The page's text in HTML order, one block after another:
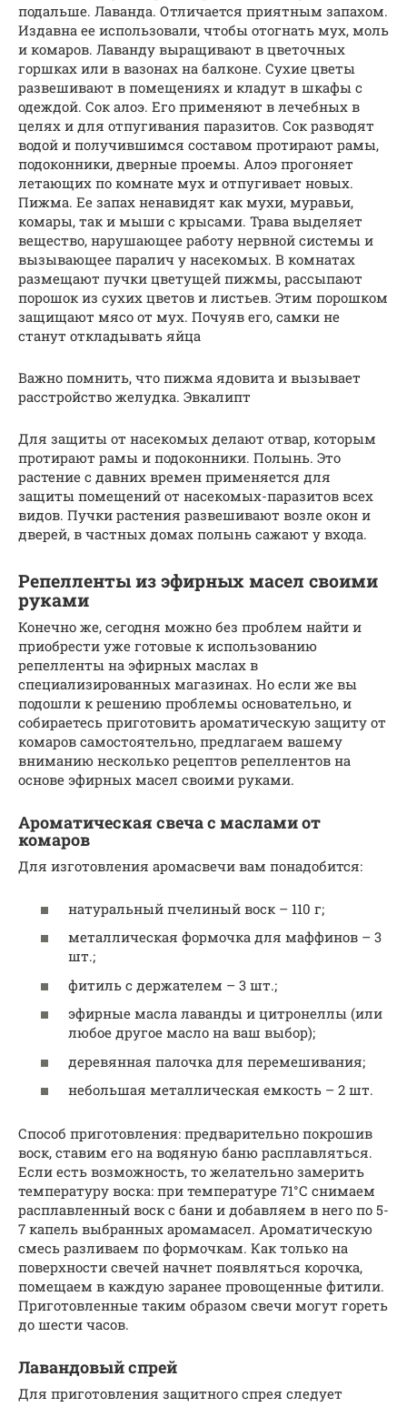
подальше. Лаванда. Отличается приятным запахом.
Издавна ее использовали, чтобы отогнать мух, моль
и комаров. Лаванду выращивают в цветочных
горшках или в вазонах на балконе. Сухие цветы
развешивают в помещениях и кладут в шкафы с
одеждой. Сок алоэ. Его применяют в лечебных в
целях и для отпугивания паразитов. Сок разводят
водой и получившимся составом протирают рамы,
подоконники, дверные проемы. Алоэ прогоняет
летающих по комнате мух и отпугивает новых.
Пижма. Ее запах ненавидят как мухи, муравьи,
комары, так и мыши с крысами. Трава выделяет
вещество, нарушающее работу нервной системы и
вызывающее паралич у насекомых. В комнатах
размещают пучки цветущей пижмы, рассыпают
порошок из сухих цветов и листьев. Этим порошком
защищают мясо от мух. Почуяв его, самки не
станут откладывать яйца
Важно помнить, что пижма ядовита и вызывает
расстройство желудка. Эвкалипт
Для защиты от насекомых делают отвар, которым
протирают рамы и подоконники. Полынь. Это
растение с давних времен применяется для
защиты помещений от насекомых-паразитов всех
видов. Пучки растения развешивают возле окон и
дверей, в частных домах полынь сажают у входа.
Репелленты из эфирных масел своими
руками
Конечно же, сегодня можно без проблем найти и
приобрести уже готовые к использованию
репелленты на эфирных маслах в
специализированных магазинах. Но если же вы
подошли к решению проблемы основательно, и
собираетесь приготовить ароматическую защиту от
комаров самостоятельно, предлагаем вашему
вниманию несколько рецептов репеллентов на
основе эфирных масел своими руками.
Ароматическая свеча с маслами от
комаров
Для изготовления аромасвечи вам понадобится:
натуральный пчелиный воск – 110 г;
металлическая формочка для маффинов – 3
шт.;
фитиль с держателем – 3 шт.;
эфирные масла лаванды и цитронеллы (или
любое другое масло на ваш выбор);
деревянная палочка для перемешивания;
небольшая металлическая емкость – 2 шт.
Способ приготовления: предварительно покрошив
воск, ставим его на водяную баню расплавляться.
Если есть возможность, то желательно замерить
температуру воска: при температуре 71°С снимаем
расплавленный воск с бани и добавляем в него по 5-
7 капель выбранных аромамасел. Ароматическую
смесь разливаем по формочкам. Как только на
поверхности свечей начнет появляться корочка,
помещаем в каждую заранее провощенные фитили.
Приготовленные таким образом свечи могут гореть
до шести часов.
Лавандовый спрей
Для приготовления защитного спрея следует